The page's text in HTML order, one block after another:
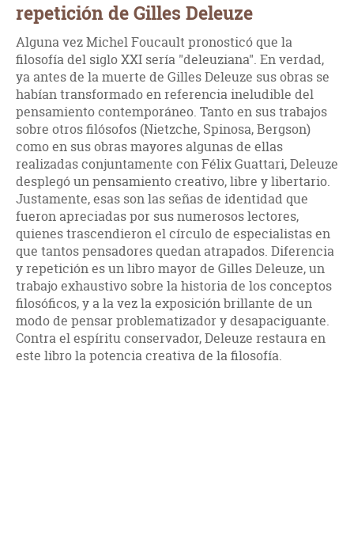
repetición de Gilles Deleuze
Alguna vez Michel Foucault pronosticó que la
filosofía del siglo XXI sería "deleuziana". En verdad,
ya antes de la muerte de Gilles Deleuze sus obras se
habían transformado en referencia ineludible del
pensamiento contemporáneo. Tanto en sus trabajos
sobre otros filósofos (Nietzche, Spinosa, Bergson)
como en sus obras mayores algunas de ellas
realizadas conjuntamente con Félix Guattari, Deleuze
desplegó un pensamiento creativo, libre y libertario.
Justamente, esas son las señas de identidad que
fueron apreciadas por sus numerosos lectores,
quienes trascendieron el círculo de especialistas en
que tantos pensadores quedan atrapados. Diferencia
y repetición es un libro mayor de Gilles Deleuze, un
trabajo exhaustivo sobre la historia de los conceptos
filosóficos, y a la vez la exposición brillante de un
modo de pensar problematizador y desapaciguante.
Contra el espíritu conservador, Deleuze restaura en
este libro la potencia creativa de la filosofía.